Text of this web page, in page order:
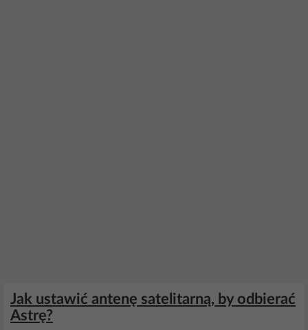
Jak ustawić antenę satelitarną, by odbierać
Astrę?